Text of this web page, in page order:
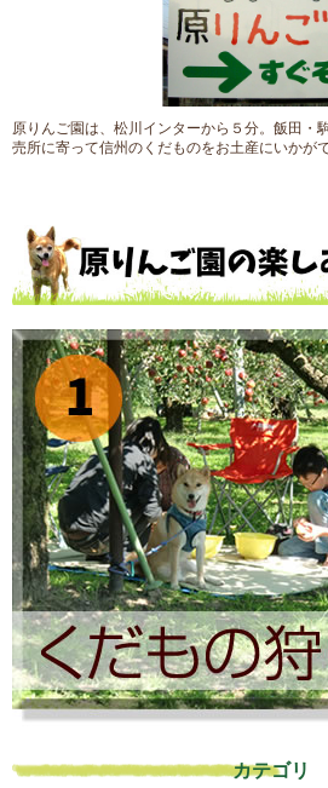
原りんご園は、松川インターから５分。飯田・
売所に寄って信州のくだものをお土産にいかが
カテゴリ